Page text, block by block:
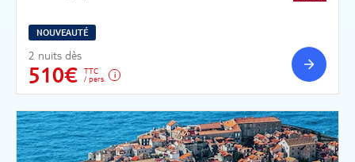
NOUVEAUTÉ
2 nuits dès
510€
TTC
/ pers.